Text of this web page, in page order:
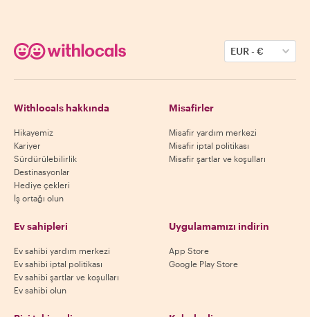
EUR-€
Withlocals hakkında
Hikayemiz
Kariyer
Sürdürülebilirlik
Destinasyonlar
Hediye çekleri
İş ortağı olun
Misafirler
Misafir yardım merkezi
Misafir iptal politikası
Misafir şartlar ve koşulları
Ev sahipleri
Ev sahibi yardım merkezi
Ev sahibi iptal politikası
Ev sahibi şartlar ve koşulları
Ev sahibi olun
Uygulamamızı indirin
App Store
Google Play Store